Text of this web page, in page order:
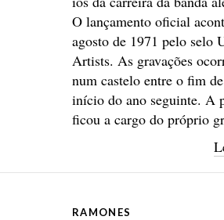
O lançamento oficial
agosto de 1971 pelo selo
Artists. As gravações
num castelo entre o fim
início do ano seguinte. A
ficou a cargo do próprio
RAMONES